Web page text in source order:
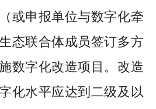
或申报单位与数字化牵
态联合体成员签订多方
数字化改造项目。改造
化水平应达到二级及以